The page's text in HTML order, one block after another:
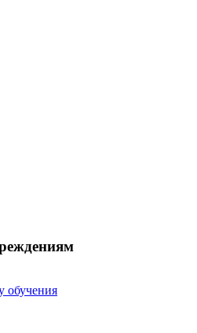
обучения